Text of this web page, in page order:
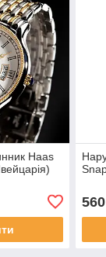
Haas
560